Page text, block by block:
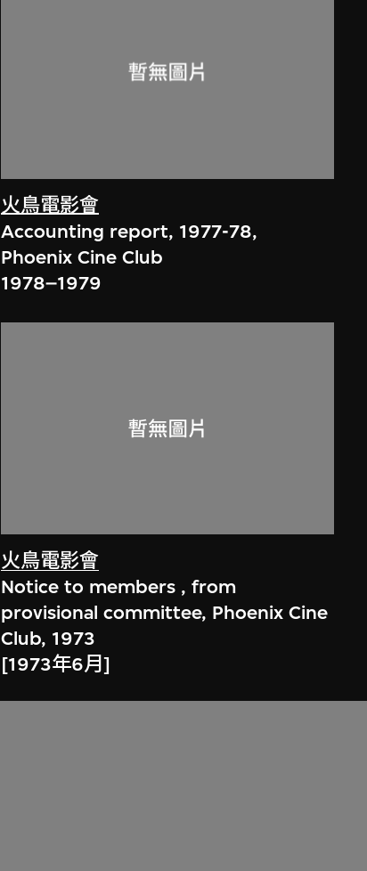
火鳥電影會
Accounting report, 1977-78,
Phoenix Cine Club
1978–1979
火鳥電影會
Notice to members , from
provisional committee, Phoenix Cine
Club, 1973
[1973年6月]